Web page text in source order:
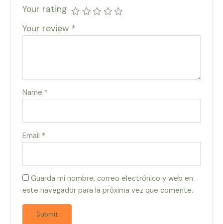
Your rating
Your review *
Name *
Email *
Guarda mi nombre, correo electrónico y web en
este navegador para la próxima vez que comente.